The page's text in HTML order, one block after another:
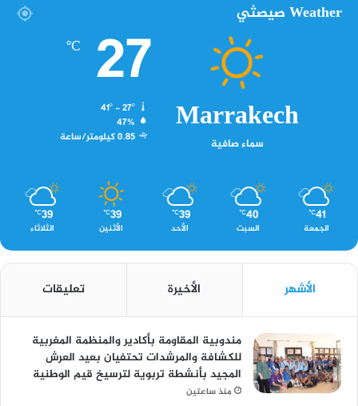
Weather صيصثي
Marrakech
سماء صافية
27
℃
41º - 27º
47%
0.85 كيلومتر/ساعة
41
℃
الجمعة
40
℃
السبت
39
℃
الأحد
39
℃
الأثنين
39
℃
الثلاثاء
الأشهر الأخيرة تعليقات
مندوبية المقاومة بأكادير والمنظمة المغربية
للكشافة والمرشدات تحتفيان بعيد العرش
المجيد بأنشطة تربوية لترسيخ قيم الوطنية
منذ ساعتين